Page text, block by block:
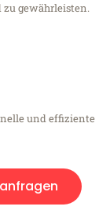
zu gewährleisten.
und effiziente
anfragen